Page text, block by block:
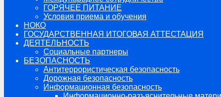
ГОРЯЧЕЕ ПИТАНИЕ
Условия приема и обучения
НОКО
ГОСУДАРСТВЕННАЯ ИТОГОВАЯ АТТЕСТАЦИЯ
ДЕЯТЕЛЬНОСТЬ
Социальные партнеры
БЕЗОПАСНОСТЬ
Антитеррористическая безопасность
Дорожная безопасность
Информационная безопасность